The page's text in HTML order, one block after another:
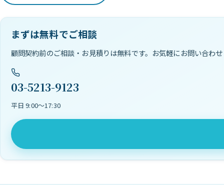
まずは無料でご相談
顧問契約前のご相談・お見積りは無料です。お気軽にお問い合わ
03-5213-9123
平日 9:00〜17:30